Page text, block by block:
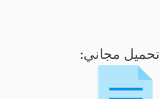
تحميل مجاني: